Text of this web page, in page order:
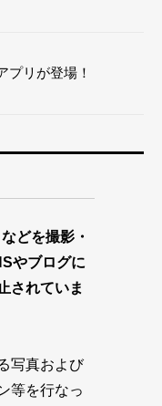
プリが登場！
どを撮影・
やブログに
されていま
写真および
等を行なっ